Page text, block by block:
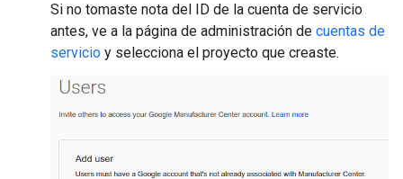
Si no tomaste nota del ID de la cuenta de servicio
antes, ve a la página de administración de cuentas de
servicio y selecciona el proyecto que creaste.